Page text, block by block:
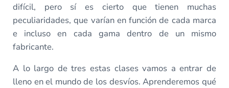
difícil, pero sí es cierto que tienen muchas
peculiaridades, que varían en función de cada marca
e incluso en cada gama dentro de un mismo
fabricante.
A lo largo de tres estas clases vamos a entrar de
lleno en el mundo de los desvíos. Aprenderemos qué